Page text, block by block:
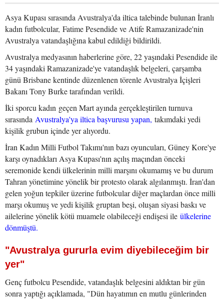
Asya Kupası sırasında Avustralya'da iltica talebinde bulunan İranlı
kadın futbolcular, Fatime Pesendide ve Atife Ramazanizade'nin
Avustralya vatandaşlığına kabul edildiği bildirildi.
Avustralya medyasının haberlerine göre, 22 yaşındaki Pesendide ile
34 yaşındaki Ramazanizade'ye vatandaşlık belgeleri, çarşamba
günü Brisbane kentinde düzenlenen törenle Avustralya İçişleri
Bakanı Tony Burke tarafından verildi.
İki sporcu kadın geçen Mart ayında gerçekleştirilen turnuva
sırasında Avustralya'ya iltica başvurusu yapan, takımdaki yedi
kişilik grubun içinde yer alıyordu.
İran Kadın Milli Futbol Takımı'nın bazı oyuncuları, Güney Kore'ye
karşı oynadıkları Asya Kupası'nın açılış maçından önceki
seremonide kendi ülkelerinin milli marşını okumamış ve bu durum
Tahran yönetimine yönelik bir protesto olarak algılanmıştı. İran'dan
gelen yoğun tepkiler üzerine futbolcular diğer maçlardan önce milli
marşı okumuş ve yedi kişilik gruptan beşi, oluşan siyasi baskı ve
ailelerine yönelik kötü muamele olabileceği endişesi ile ülkelerine
dönmüştü.
"Avustralya gururla evim diyebileceğim bir
yer"
Genç futbolcu Pesendide, vatandaşlık belgesini aldıktan bir gün
sonra yaptığı açıklamada, "Dün hayatımın en mutlu günlerinden